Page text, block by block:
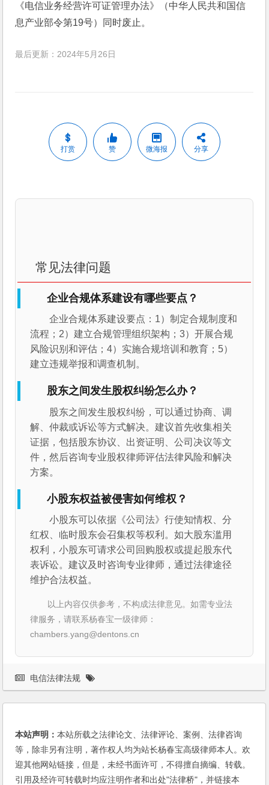
《电信业务经营许可证管理办法》（中华人民共和国信
息产业部令第19号）同时废止。
最后更新：2024年5月26日
打赏 赞 微海报 分享
常见法律问题
企业合规体系建设有哪些要点？
企业合规体系建设要点：1）制定合规制度和
流程；2）建立合规管理组织架构；3）开展合规
风险识别和评估；4）实施合规培训和教育；5）
建立违规举报和调查机制。
股东之间发生股权纠纷怎么办？
股东之间发生股权纠纷，可以通过协商、调
解、仲裁或诉讼等方式解决。建议首先收集相关
证据，包括股东协议、出资证明、公司决议等文
件，然后咨询专业股权律师评估法律风险和解决
方案。
小股东权益被侵害如何维权？
小股东可以依据《公司法》行使知情权、分
红权、临时股东会召集权等权利。如大股东滥用
权利，小股东可请求公司回购股权或提起股东代
表诉讼。建议及时咨询专业律师，通过法律途径
维护合法权益。
以上内容仅供参考，不构成法律意见。如需专业法
律服务，请联系杨春宝一级律师：
chambers.yang@dentons.cn
电信法律法规
本站声明：本站所载之法律论文、法律评论、案例、法律咨询
等，除非另有注明，著作权人均为站长杨春宝高级律师本人。欢
迎其他网站链接，但是，未经书面许可，不得擅自摘编、转载。
引用及经许可转载时均应注明作者和出处"法律桥"，并链接本